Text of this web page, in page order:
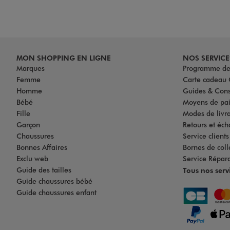
MON SHOPPING EN LIGNE
Marques
Femme
Homme
Bébé
Fille
Garçon
Chaussures
Bonnes Affaires
Exclu web
Guide des tailles
Guide chaussures bébé
Guide chaussures enfant
NOS
Programme
Carte cadeau
Guides &
Moyens de
Modes de
Retours et
Service
Bornes de
Service
Tous nos